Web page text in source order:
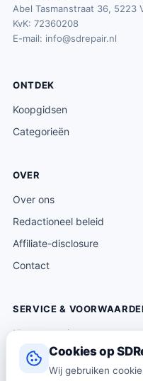
Cookies op
Wij gebruiken
Abel Tasmanstraat 36, 5223
KvK: 72360208
E-mail: info@sdrepair.nl
ONTDEK
Koopgidsen
Categorieën
OVER
Over ons
Redactioneel beleid
Affiliate-disclosure
Contact
SERVICE &
Klantenservice
Verzending & levering
Retourneren